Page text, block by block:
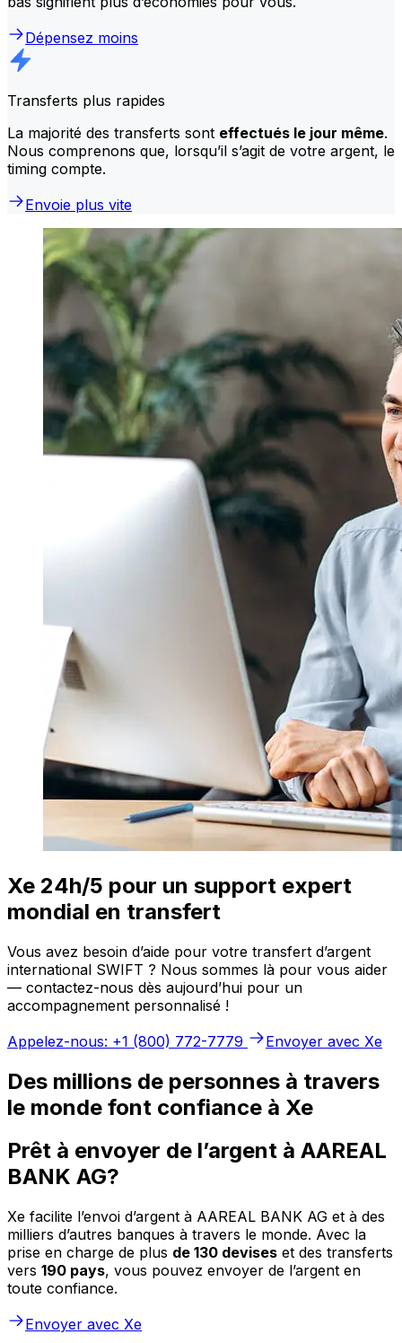
Dépensez moins
Transferts plus rapides
La majorité des transferts sont effectués le jour même.
Nous comprenons que, lorsqu’il s’agit de votre argent, le
timing compte.
Envoie plus vite
Xe 24h/5 pour un support expert
mondial en transfert
Vous avez besoin d’aide pour votre transfert d’argent
international SWIFT ? Nous sommes là pour vous aider
— contactez-nous dès aujourd’hui pour un
accompagnement personnalisé !
Appelez-nous: +1 (800) 772-7779
Envoyer avec Xe
Des millions de personnes à travers
le monde font confiance à Xe
Prêt à envoyer de l’argent à AAREAL
BANK AG?
Xe facilite l’envoi d’argent à AAREAL BANK AG et à des
milliers d’autres banques à travers le monde. Avec la
prise en charge de plus de 130 devises et des transferts
vers 190 pays, vous pouvez envoyer de l’argent en
toute confiance.
Envoyer avec Xe